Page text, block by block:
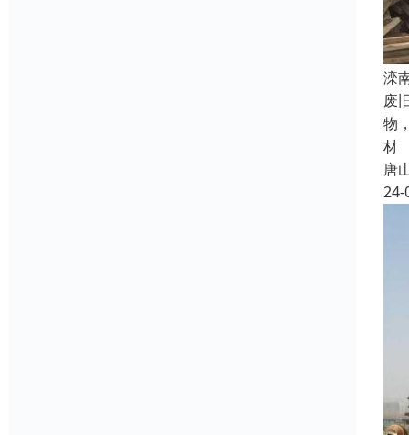
滦
废
物
材
唐
24-